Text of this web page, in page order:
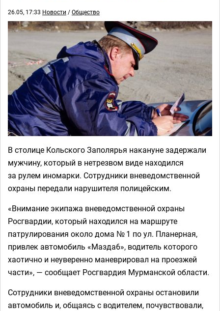
26.05, 17:33 Новости /Общество
В столице Кольского Заполярья накануне задержали
мужчину, который в нетрезвом виде находился
за рулем иномарки. Сотрудники вневедомственной
охраны передали нарушителя полицейским.
«Внимание экипажа вневедомственной охраны
Росгвардии, который находился на маршруте
патрулирования около дома № 1 по ул. Планерная,
привлек автомобиль «Мазда6», водитель которого
хаотично и неуверенно маневрировал на проезжей
части», — сообщает Росгвардия Мурманской области.
Сотрудники вневедомственной охраны остановили
автомобиль и, общаясь с водителем, почувствовали,